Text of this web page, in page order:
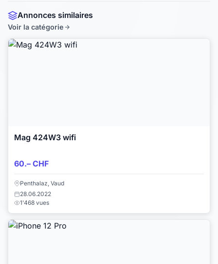
Annonces similaires
Voir la catégorie
Mag 424W3 wifi
60.– CHF
Penthalaz, Vaud
28.06.2022
1'468 vues